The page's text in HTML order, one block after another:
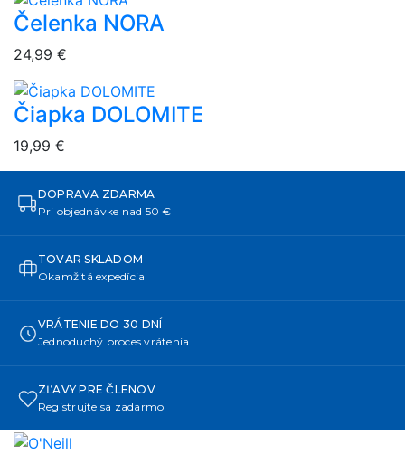
overlay bg
Čelenka NORA
24,99 €
overlay bg
Čiapka DOLOMITE
19,99 €
DOPRAVA ZDARMA
Pri objednávke nad 50 €
TOVAR SKLADOM
Okamžitá expedícia
VRÁTENIE DO 30 DNÍ
Jednoduchý proces vrátenia
ZĽAVY PRE ČLENOV
Registrujte sa zadarmo